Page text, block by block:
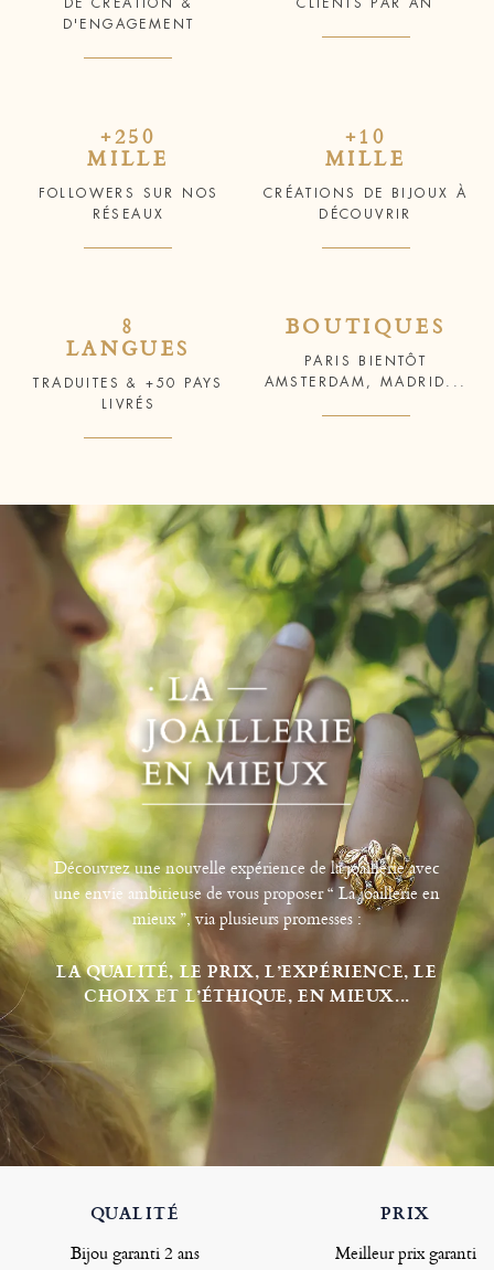
D'ENGAGEMENT
+250
MILLE
FOLLOWERS SUR NOS
RÉSEAUX
+10
MILLE
CRÉATIONS DE BIJOUX À
DÉCOUVRIR
8
LANGUES
TRADUITES & +50 PAYS
LIVRÉS
BOUTIQUES
PARIS BIENTÔT
AMSTERDAM, MADRID...
Découvrez une nouvelle expérience de la joaillerie avec
une envie ambitieuse de vous proposer “ La joaillerie en
mieux ”, via plusieurs promesses :
LA QUALITÉ, LE PRIX, L’EXPÉRIENCE, LE
CHOIX ET L’ÉTHIQUE, EN MIEUX...
QUALITÉ
Bijou garanti 2 ans
PRIX
Meilleur prix garanti